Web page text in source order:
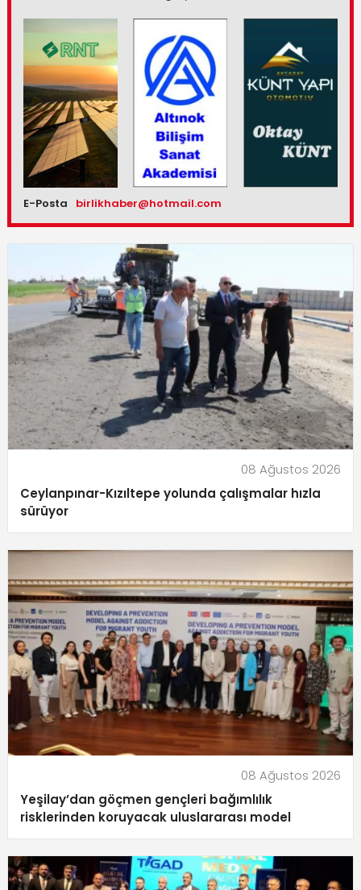
E-Posta birlikhaber@hotmail.com
08 Ağustos 2026
Ceylanpınar-Kızıltepe yolunda çalışmalar hızla
sürüyor
08 Ağustos 2026
Yeşilay’dan göçmen gençleri bağımlılık
risklerinden koruyacak uluslararası model